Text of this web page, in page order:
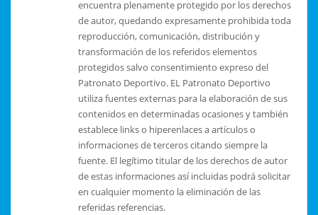
encuentra plenamente protegido por los derechos
de autor, quedando expresamente prohibida toda
reproducción, comunicación, distribución y
transformación de los referidos elementos
protegidos salvo consentimiento expreso del
Patronato Deportivo. EL Patronato Deportivo
utiliza fuentes externas para la elaboración de sus
contenidos en determinadas ocasiones y también
establece links o hiperenlaces a artículos o
informaciones de terceros citando siempre la
fuente. El legítimo titular de los derechos de autor
de estas informaciones así incluidas podrá solicitar
en cualquier momento la eliminación de las
referidas referencias.